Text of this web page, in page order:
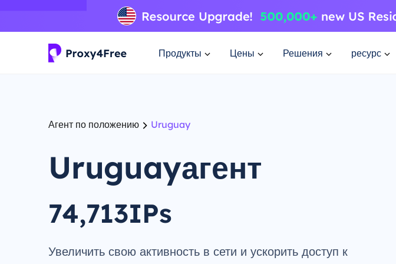
Продукты Цены Решения ресурс
Агент по положению Uruguay
Uruguayагент
74,713IPs
Увеличить свою активность в сети и ускорить доступ к